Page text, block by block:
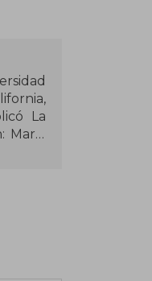
La
Mario
al